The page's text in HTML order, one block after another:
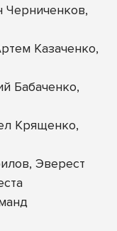
Казаченко,
Бабаченко,
Крященко,
Эверест